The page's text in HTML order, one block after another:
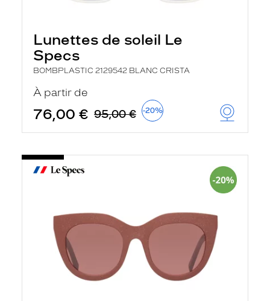
Lunettes de soleil Le
Specs
BOMBPLASTIC 2129542 BLANC CRISTA
À partir de
76,00 € 95,00 € -20%